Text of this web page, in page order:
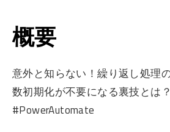
概要
意外と知らない！繰り返し処理
数初期化が不要になる裏技とは
#PowerAutomate